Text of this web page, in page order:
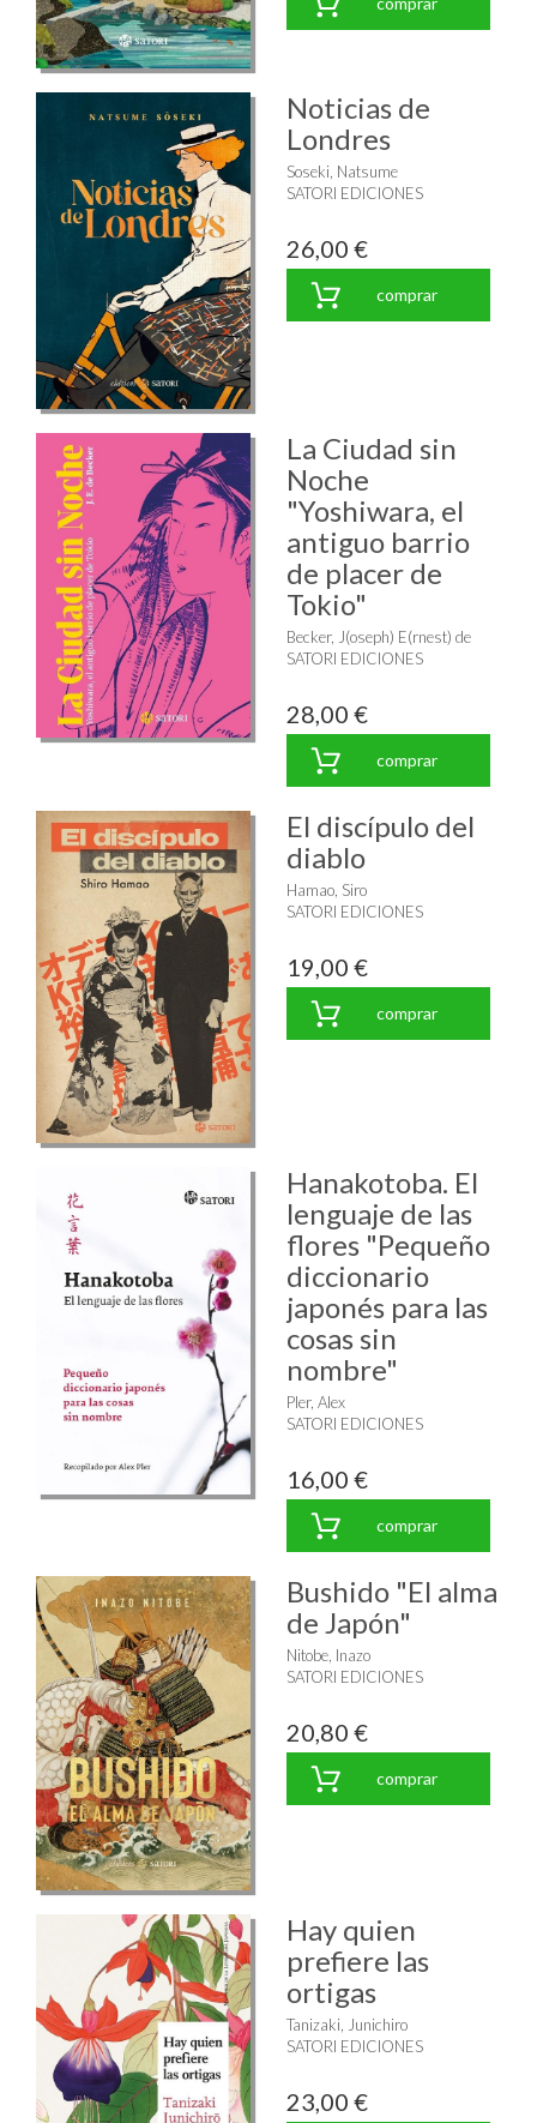
Noticias de
Londres
Soseki, Natsume
SATORI EDICIONES
26,00 €
comprar
La Ciudad sin
Noche
"Yoshiwara, el
antiguo barrio
de placer de
Tokio"
Becker, J(oseph) E(rnest) de
SATORI EDICIONES
28,00 €
comprar
El discípulo del
diablo
Hamao, Siro
SATORI EDICIONES
19,00 €
comprar
Hanakotoba. El
lenguaje de las
flores "Pequeño
diccionario
japonés para las
cosas sin
nombre"
Pler, Alex
SATORI EDICIONES
16,00 €
comprar
Bushido "El alma
de Japón"
Nitobe, Inazo
SATORI EDICIONES
20,80 €
comprar
Hay quien
prefiere las
ortigas
Tanizaki, Junichiro
SATORI EDICIONES
23,00 €